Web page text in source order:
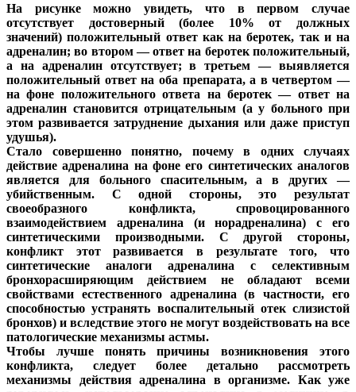
На рисунке можно увидеть, что в первом случае
отсутствует достоверный (более 10% от должных
значений) положительный ответ как на беротек, так и на
адреналин; во втором — ответ на беротек положительный,
а на адреналин отсутствует; в третьем — выявляется
положительный ответ на оба препарата, а в четвертом —
на фоне положительного ответа на беротек — ответ на
адреналин становится отрицательным (а у больного при
этом развивается затруднение дыхания или даже приступ
удушья).
Стало совершенно понятно, почему в одних случаях
действие адреналина на фоне его синтетических аналогов
является для больного спасительным, а в других —
убийственным. С одной стороны, это результат
своеобразного конфликта, спровоцированного
взаимодействием адреналина (и норадреналина) с его
синтетическими производными. С другой стороны,
конфликт этот развивается в результате того, что
синтетические аналоги адреналина с селективным
бронхорасширяющим действием не обладают всеми
свойствами естественного адреналина (в частности, его
способностью устранять воспалительный отек слизистой
бронхов) и вследствие этого не могут воздействовать на все
патологические механизмы астмы.
Чтобы лучше понять причины возникновения этого
конфликта, следует более детально рассмотреть
механизмы действия адреналина в организме. Как уже